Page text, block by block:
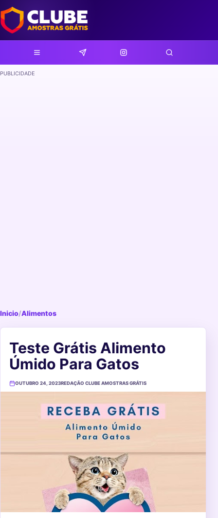
PUBLICIDADE
Inicio/Alimentos
Teste Grátis Alimento
Úmido Para Gatos
OUTUBRO 24, 2023REDAÇÃO CLUBE AMOSTRAS GRÁTIS